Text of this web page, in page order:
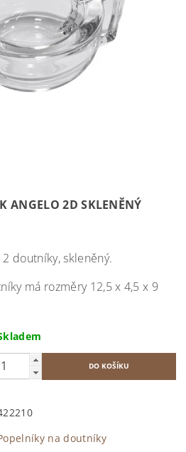
ANGELO 2D SKLENĚNÝ
doutníky, skleněný.
má rozměry 12,5 x 4,5 x 9
na doutníky